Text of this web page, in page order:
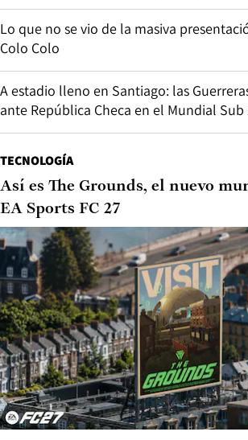
Lo que no se vio de la masiva
Colo Colo
A estadio lleno en Santiago: las
ante República Checa en el Mundial
TECNOLOGÍA
Así es The Grounds, el nuevo
EA Sports FC 27